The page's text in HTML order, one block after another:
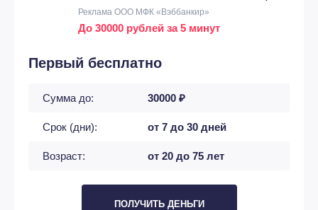
Реклама ООО МФК «Вэббанкир»
До 30000 рублей за 5 минут
Первый бесплатно
Сумма до: 30000 ₽
Срок (дни): от 7 до 30 дней
Возраст: от 20 до 75 лет
ПОЛУЧИТЬ ДЕНЬГИ